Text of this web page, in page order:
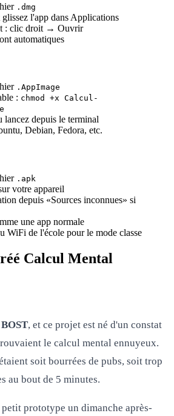
.dmg
l'app dans Applications
: clic droit → Ouvrir
automatiques
.AppImage
: chmod +x Calcul-
depuis le terminal
Debian, Fedora, etc.
.apk
votre appareil
depuis «Sources inconnues» si
une app normale
WiFi de l'école pour le mode classe
Calcul Mental
, et ce projet est né d'un constat
le calcul mental ennuyeux.
soit bourrées de pubs, soit trop
au bout de 5 minutes.
prototype un dimanche après-